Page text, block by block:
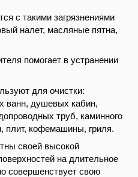
с такими загрязнениями
налет, масляные пятна,
помогает в устранении
для очистки:
ванн, душевых кабин,
труб, каминного
плит, кофемашины, гриля.
своей высокой
на длительное
совершенствует свою